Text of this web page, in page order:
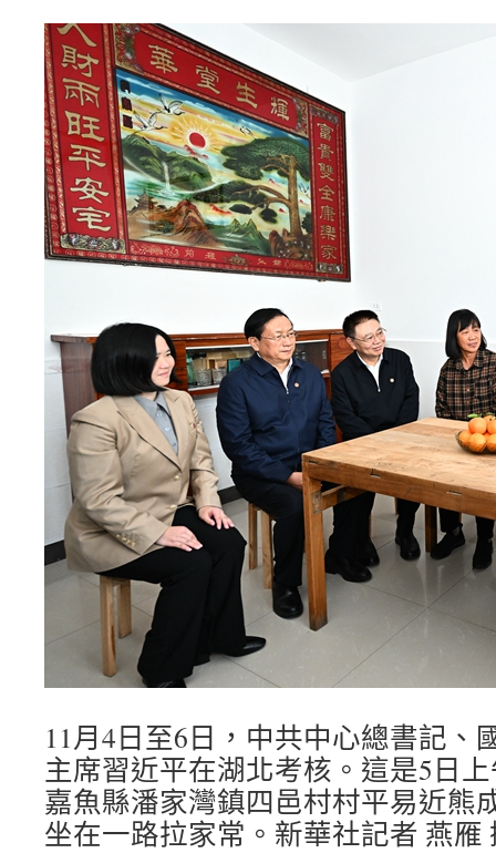
11月4日至6日，中共中心總書記、
主席習近平在湖北考核。這是5日
嘉魚縣潘家灣鎮四邑村村平易近熊
坐在一路拉家常。新華社記者 燕雁